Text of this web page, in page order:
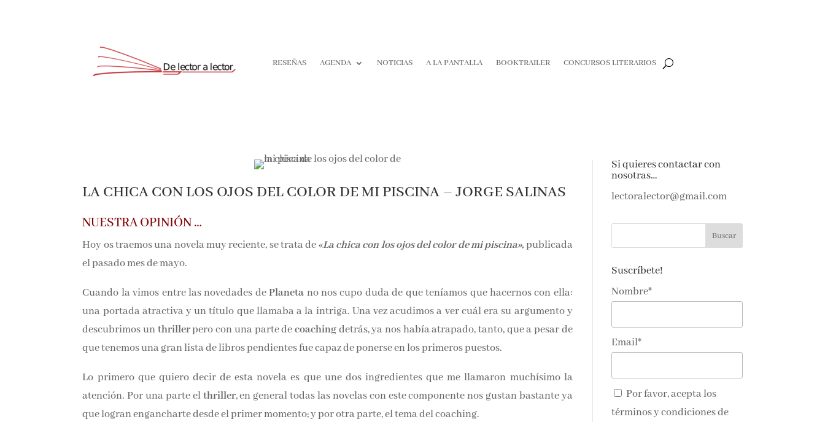
RESEÑAS AGENDA NOTICIAS A LA PANTALLA BOOKTRAILER CONCURSOS LITERARIOS
LA CHICA CON LOS OJOS DEL COLOR DE MI PISCINA – JORGE SALINAS
NUESTRA OPINIÓN …
Hoy os traemos una novela muy reciente, se trata de «La chica con los ojos del color de mi piscina»,
publicada el pasado mes de mayo.
Cuando la vimos entre las novedades dePlanetano nos cupo duda de que teníamos que hacernos con ella:
una portada atractiva y un título que llamaba a la intriga. Una vez acudimos a ver cuál era su argumento y
descubrimos unthrillerpero con una parte decoachingdetrás, ya nos había atrapado, tanto, que a pesar de
que tenemos una gran lista de libros pendientes fue capaz de ponerse en los primeros puestos.
Lo primero que quiero decir de esta novela es que une dos ingredientes que me llamaron muchísimo la
atención. Por una parte elthriller, en general todas las novelas con este componente nos gustan bastante ya
que logran engancharte desde el primer momento; y por otra parte, el tema del coaching.
Si quieres contactar con
nosotras…
lectoralector@gmail.com
Suscríbete!
Nombre*
Email*
Por favor, acepta los
términos y condiciones de
y No Te
Nada!
Únete a nuestra comunidad de amantes
de la literatura y recibe las últimas
noticias y reseñas directamente en tu
bandeja de entrada.
Email*